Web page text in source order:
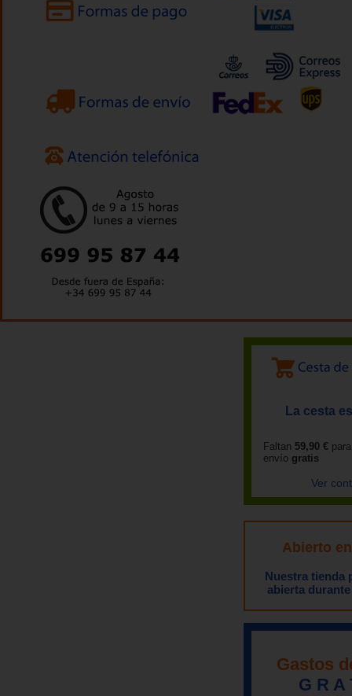
La cesta
Faltan 59,90 €
envío gratis
Ver
Abierto
Nuestra tienda
abierta
Gastos
G R A